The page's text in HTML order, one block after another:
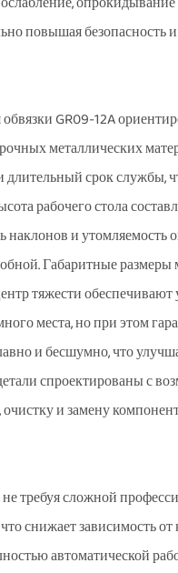
повышая безопасность
GR09-12A
металлических
срок службы,
рабочего стола
и утомляемость
Габаритные
тяжести
места, но при этом
и бесшумно, что
спроектированы с
и замену
требуя сложной
снижает зависимость
автоматической